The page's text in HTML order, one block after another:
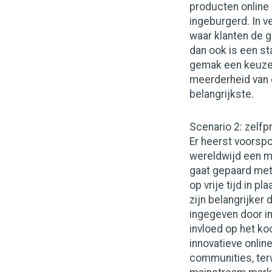
producten online
ingeburgerd. In
waar klanten de
dan ook is een
gemak een
meerderheid
belangrijkste.
Scenario 2:
Er heerst
wereldwijd een
gaat gepaard
op vrije tijd in
zijn belangrijker
ingegeven door
invloed op het
innovatieve
communities,